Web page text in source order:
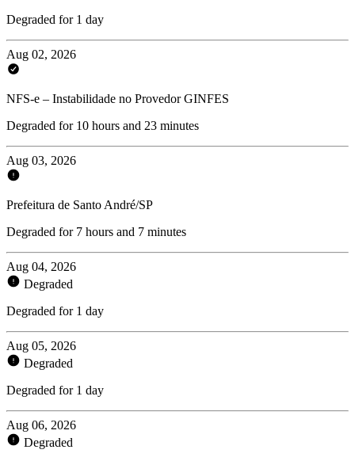
Degraded for 1 day
Aug 02, 2026
NFS-e – Instabilidade no Provedor GINFES
Degraded for 10 hours and 23 minutes
Aug 03, 2026
Prefeitura de Santo André/SP
Degraded for 7 hours and 7 minutes
Aug 04, 2026
Degraded
Degraded for 1 day
Aug 05, 2026
Degraded
Degraded for 1 day
Aug 06, 2026
Degraded